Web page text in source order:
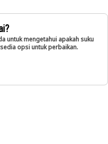
untuk mengetahui apakah suku
opsi untuk perbaikan.